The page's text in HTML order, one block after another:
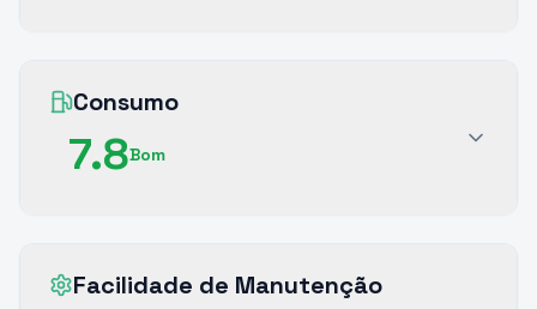
Consumo
7.8Bom
Facilidade de Manutenção